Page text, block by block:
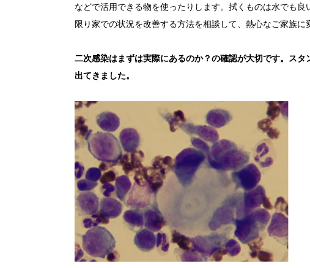
などで活用できる物を使ったりします。拭くものは水でも
限り家での状況を改善する方法を相談して、熱心なご家族に
二次感染はまずは実際にあるのか？の確認が大切です。ス
出てきました。